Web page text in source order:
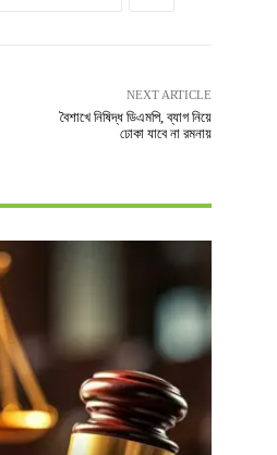
NEXT ARTICLE
বৈশাখে নিষিদ্ধ ডিএমপি, ব্যাগ নিয়ে
ঢোকা যাবে না রমনায়